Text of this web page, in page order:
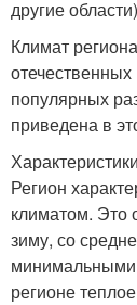
другие
Климат
популярных
приведена в
Регион
климатом. Это
зиму, со
минимальными
регионе